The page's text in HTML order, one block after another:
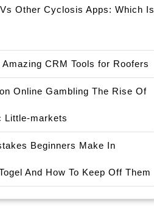
Other Cyclosis Apps: Which Is
Amazing CRM Tools for Roofers
Online Gambling The Rise Of
Little-markets
Beginners Make In
And How To Keep Off Them